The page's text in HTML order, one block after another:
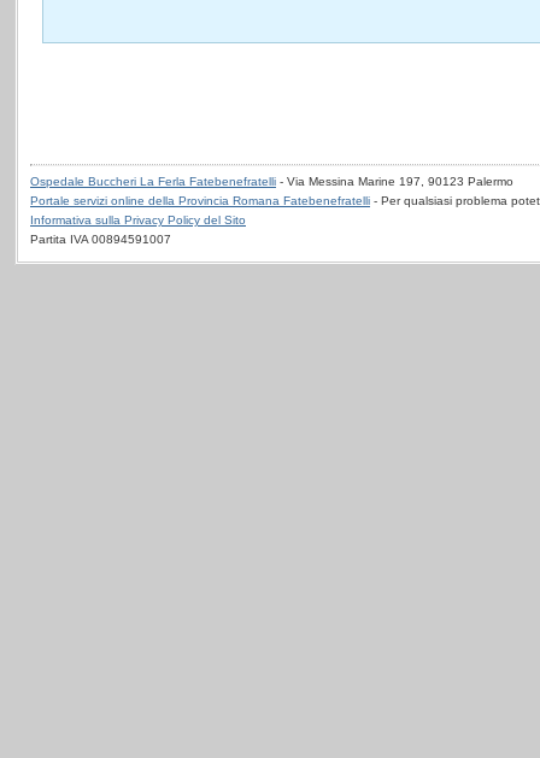
Ospedale Buccheri La Ferla Fatebenefratelli - Via Messina Marine 197, 90123 Palermo
Portale servizi online della Provincia Romana Fatebenefratelli - Per qualsiasi problema
Informativa sulla Privacy Policy del Sito
Partita IVA 00894591007